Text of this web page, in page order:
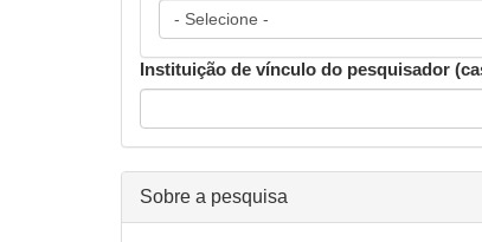
Instituição de vínculo do pesquisador
Sobre a pesquisa